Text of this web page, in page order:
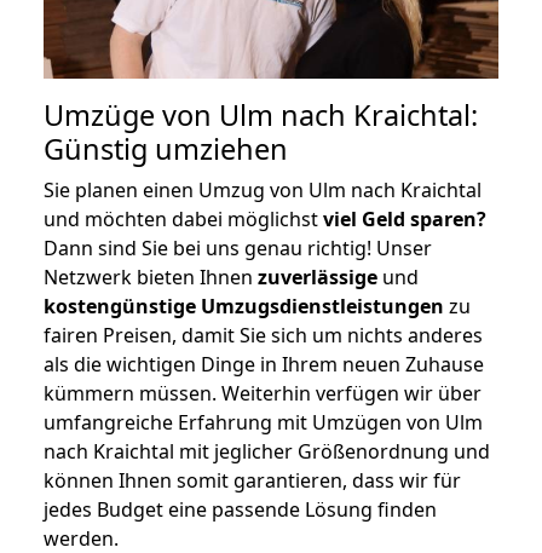
Umzüge von Ulm nach Kraichtal:
Günstig umziehen
Sie planen einen Umzug von Ulm nach Kraichtal
und möchten dabei möglichstviel Geld sparen?
Dann sind Sie bei uns genau richtig! Unser
Netzwerk bieten Ihnen zuverlässige und
kostengünstige Umzugsdienstleistungen zu
fairen Preisen, damit Sie sich um nichts anderes
als die wichtigen Dinge in Ihrem neuen Zuhause
kümmern müssen. Weiterhin verfügen wir über
umfangreiche Erfahrung mit Umzügen von Ulm
nach Kraichtal mit jeglicher Größenordnung und
können Ihnen somit garantieren, dass wir für
jedes Budget eine passende Lösung finden
werden.